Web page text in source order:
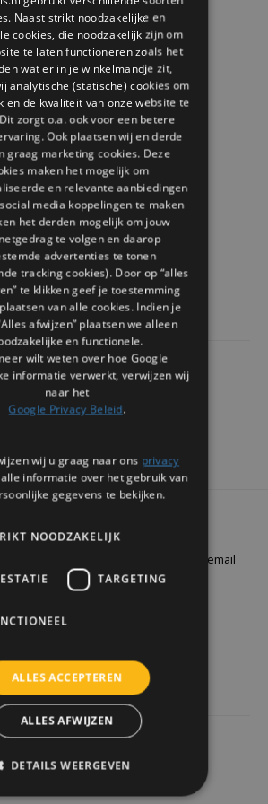
bij jou?
voor
koppels
open
zachte
beter te
spel voor
stellen die
nieuws en aanbiedingen via email
ENGLISH
Naast strikt noodzakelijke en
cookies, die noodzakelijk zijn om
te laten functioneren zoals het
wat er in je winkelmandje zit,
analytische (statische) cookies om
en de kwaliteit van onze website te
zorgt o.a. ook voor een betere
Ook plaatsen wij en derde
graag marketing cookies. Deze
maken het mogelijk om
en relevante aanbiedingen
media koppelingen te maken
het derden mogelijk om jouw
te volgen en daarop
advertenties te tonen
tracking cookies). Door op “alles
te klikken geef je toestemming
van alle cookies. Indien je
afwijzen” plaatsen we alleen
en functionele.
wilt weten over hoe Google
informatie verwerkt, verwijzen wij
naar het
Google Privacy Beleid.
wij u graag naar ons privacy
informatie over het gebruik van
gegevens te bekijken.
NOODZAKELIJK
TARGETING
ALLES ACCEPTEREN
ALLES AFWIJZEN
DETAILS WEERGEVEN